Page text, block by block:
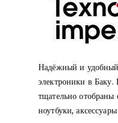
Надёжный и удобный
электроники в
тщательно
ноутбуки,